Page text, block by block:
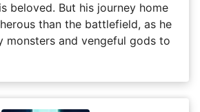
beloved. But his journey home
than the battlefield, as he
monsters and vengeful gods to